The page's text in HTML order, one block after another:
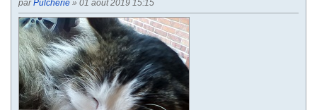
parPulcherie » 01 août 2019 15:15